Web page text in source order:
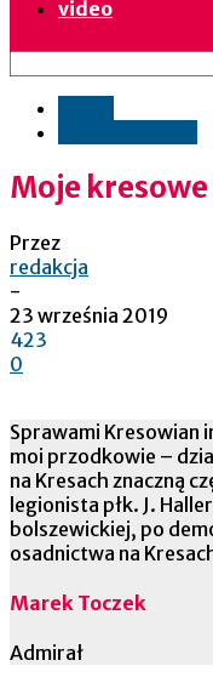
video
Moje
Przez
redakcja
-
23 września 2019
423
0
Sprawami Kresowian
moi przodkowie –
na Kresach znaczną
legionista płk. J.
bolszewickiej, po
osadnictwa na
Marek Toczek
Admirał